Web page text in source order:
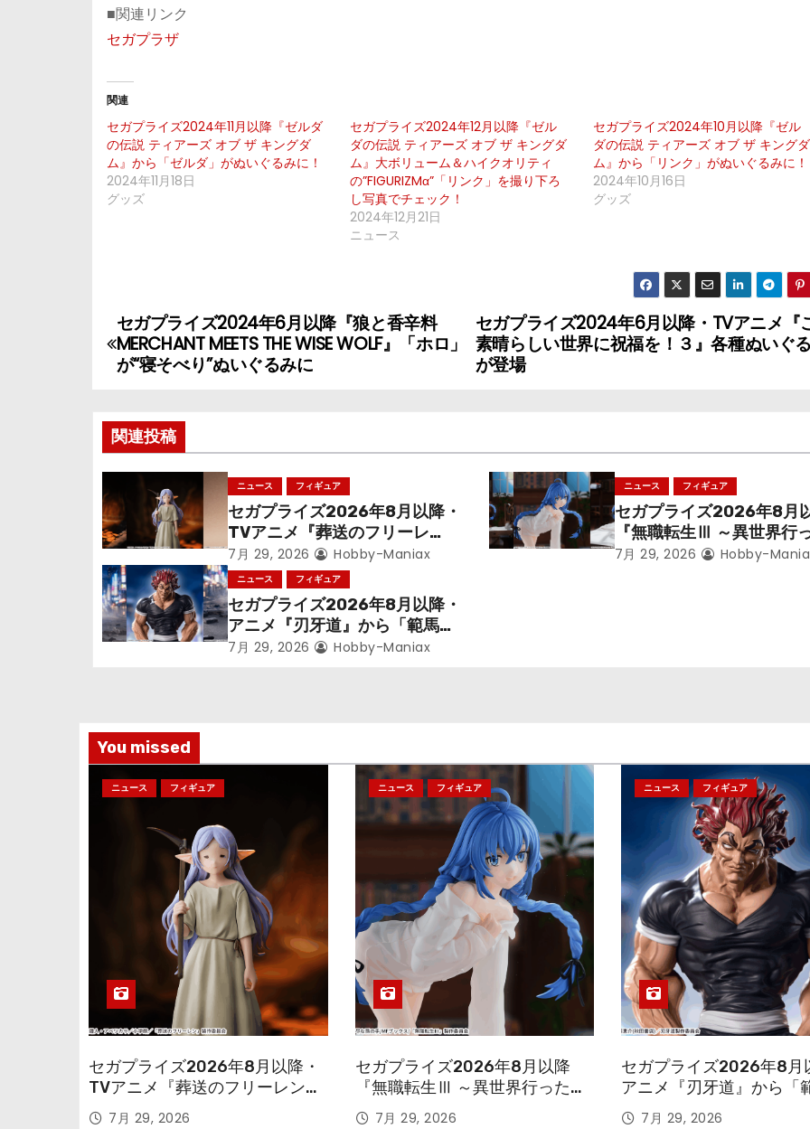
■関連リンク
セガプラザ
関連
セガプライズ2024年11月以降『ゼルダ
の伝説 ティアーズ オブ ザ キングダ
ム』から「ゼルダ」がぬいぐるみに！
2024年11月18日
グッズ
セガプライズ2024年12月以降『ゼル
ダの伝説 ティアーズ オブ ザ キングダ
ム』大ボリューム＆ハイクオリティ
の”FIGURIZMα”「リンク」を撮り下ろ
し写真でチェック！
2024年12月21日
ニュース
セガプライズ2024年10月以降『ゼル
ダの伝説 ティアーズ オブ ザ キングダ
ム』から「リンク」がぬいぐるみに！
2024年10月16日
グッズ
投
稿
ビ
ゲ
ー
シ
ョ
ン
セガプライズ2024年6月以降・TVアニメ『
素晴らしい世界に祝福を！３』各種ぬいぐ
が登場
セガプライズ2024年6月以降『狼と香辛料
MERCHANT MEETS THE WISE WOLF』「ホロ」
が“寝そべり”ぬいぐるみに
関連投稿
ニュース フィギュア
セガプライズ2026年8月以降・
TVアニメ『葬送のフリーレ
ン』鉱山で300年働くことにな
っっちゃった「フリーレン」を
立体化！
7月 29, 2026 Hobby-Maniax
ニュース フィギュア
セガプライズ2026年8月
『無職転生Ⅲ ～異世界行
本気だす～』から「ロキ
7月 29, 2026 Hobby-
ニュース フィギュア
セガプライズ2026年8月以降・
アニメ『刃牙道』から「範馬勇
次郎」が登場ッッ!!
7月 29, 2026 Hobby-Maniax
You missed
ニュース フィギュア
セガプライズ2026年8月以降・
TVアニメ『葬送のフリーレン』
鉱山で300年働くことになっっ
7月 29, 2026
ニュース フィギュア
セガプライズ2026年8月以降
『無職転生Ⅲ ～異世界行ったら
本気だす～』から「ロキシー」
7月 29, 2026
ニュース フィギュア
セガプライズ2026年8月
アニメ『刃牙道』から「
次郎」が登場ッッ!!
7月 29, 2026